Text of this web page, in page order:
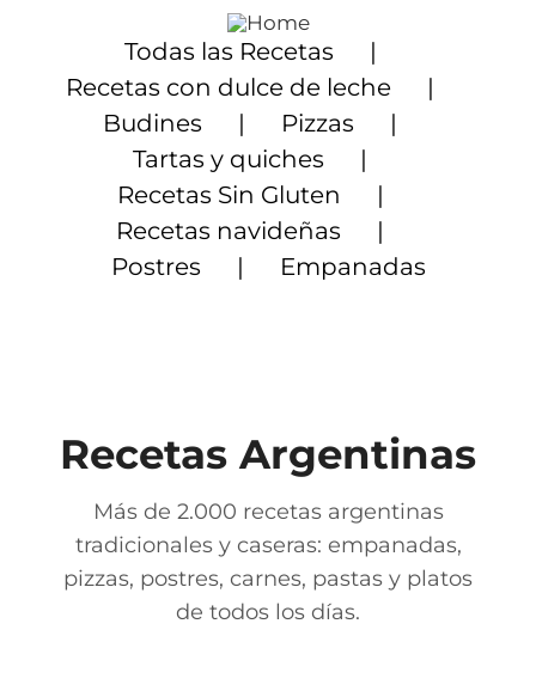
contenido
Todas las Recetas
Recetas con dulce de leche
Budines
Pizzas
Tartas y quiches
Recetas Sin Gluten
Recetas navideñas
Postres
Empanadas
Recetas Argentinas
Más de 2.000 recetas argentinas
tradicionales y caseras: empanadas,
pizzas, postres, carnes, pastas y platos
de todos los días.